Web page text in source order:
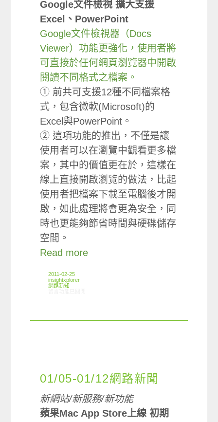
Google文件檢視 擴大支援
Excel、PowerPoint
Google文件檢視器（Docs
Viewer）功能更強化，使用者將
可直接於任何網頁瀏覽器中開啟
閱讀不同格式之檔案。
① 前共可支援12種不同檔案格
式，包含微軟(Microsoft)的
Excel與PowerPoint。
② 這項功能的推出，不僅是讓
使用者可以在瀏覽中觀看更多檔
案，其中的價值更在於，這樣在
線上直接開啟瀏覽的做法，比起
使用者把檔案下載至電腦後才開
啟，如此處理將會更為安全，同
時也更能夠節省時間與硬碟儲存
空間。
Read more
2011-02-25
insightxplorer
網路新知
01/05-01/12網路新聞
新網站/新服務/新功能
蘋果Mac App Store上線 初期